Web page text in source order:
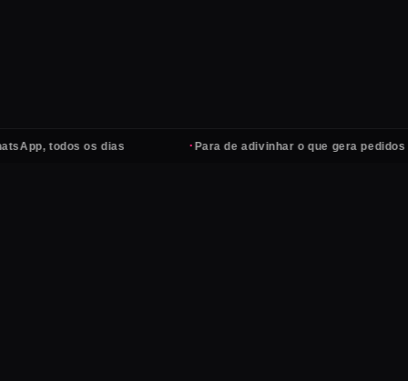
todos os dias Para de adivinhar o que gera pedidos